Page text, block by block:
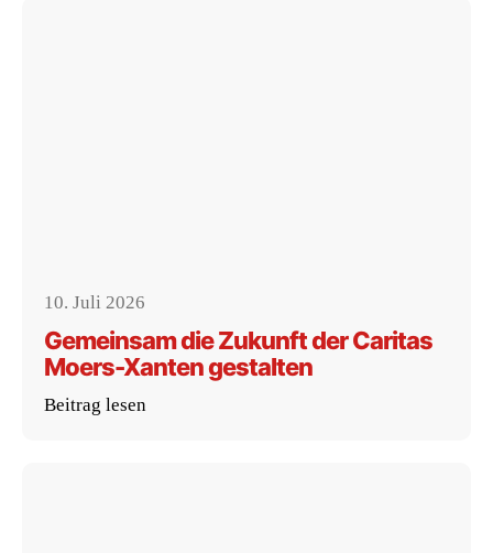
10. Juli 2026
Gemeinsam die Zukunft der Caritas
Moers-Xanten gestalten
Beitrag lesen